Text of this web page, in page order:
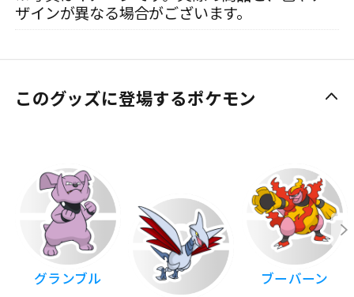
ザインが異なる場合がございます。
このグッズに登場するポケモン
グランブル
ブーバーン